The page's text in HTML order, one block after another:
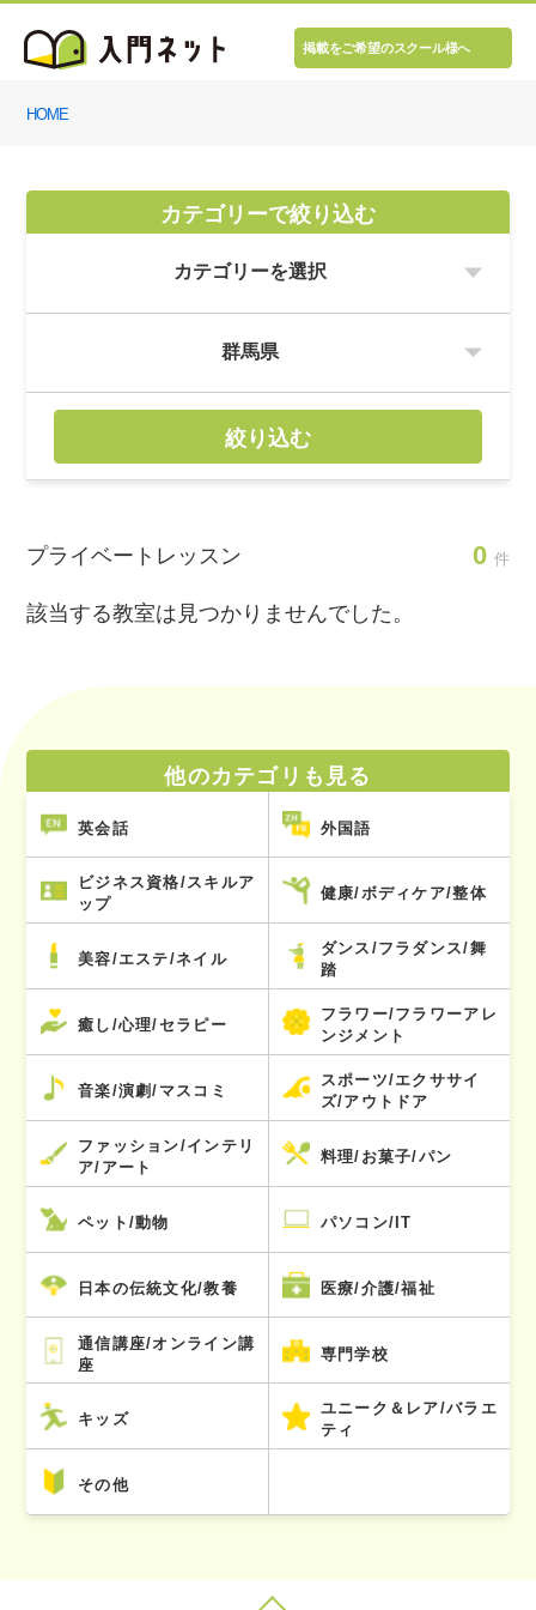
掲載をご希望のスクール様へ
HOME
カテゴリーで絞り込む
絞り込む
プライベートレッスン 0 件
該当する教室は見つかりませんでした。
他のカテゴリも見る
英会話 外国語
ビジネス資格/スキルア
ップ
健康/ボディケア/整体
美容/エステ/ネイル
ダンス/フラダンス/舞
踏
癒し/心理/セラピー
フラワー/フラワーアレ
ンジメント
音楽/演劇/マスコミ
スポーツ/エクササイ
ズ/アウトドア
ファッション/インテリ
ア/アート
料理/お菓子/パン
ペット/動物 パソコン/IT
日本の伝統文化/教養 医療/介護/福祉
通信講座/オンライン講
座
専門学校
キッズ
ユニーク＆レア/バラエ
ティ
その他